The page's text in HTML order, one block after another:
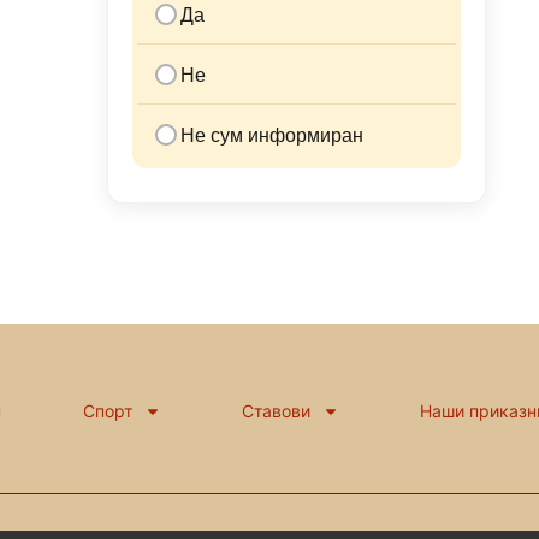
Да
Не
Не сум информиран
Спорт Ставови Наши